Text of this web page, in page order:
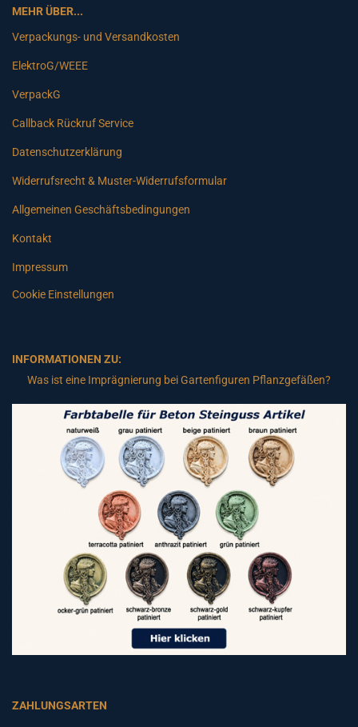
MEHR ÜBER...
Verpackungs- und Versandkosten
ElektroG/WEEE
VerpackG
Callback Rückruf Service
Datenschutzerklärung
Widerrufsrecht & Muster-Widerrufsformular
Allgemeinen Geschäftsbedingungen
Kontakt
Impressum
Cookie Einstellungen
INFORMATIONEN ZU:
Was ist eine Imprägnierung bei Gartenfiguren Pflanzgefäßen?
ZAHLUNGSARTEN